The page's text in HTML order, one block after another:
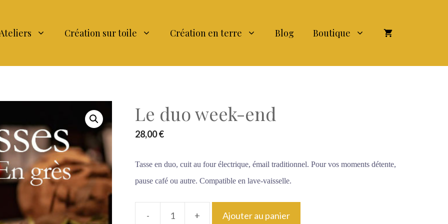
Création sur toile Création en terre Blog Boutique
Le duo week-end
28,00€
Tasse en duo, cuit au four électrique, émail traditionnel. Pour vos moments détente,
pause café ou autre. Compatible en lave-vaisselle.
- + Ajouter au panier